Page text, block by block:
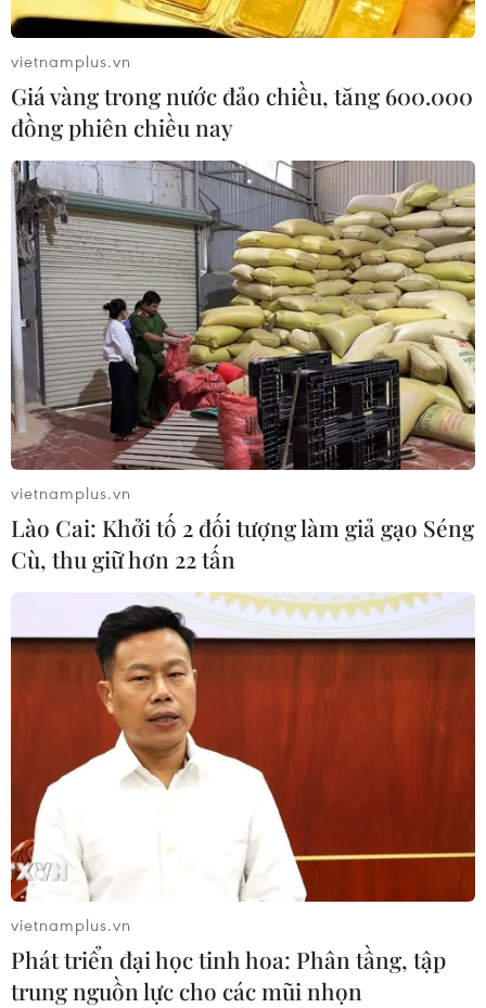
Iran sẽ không ngừng chương trình hạt
nhân "hòa bình"
11/05/2014 07:46
Tổng thống Iran tuyên bố chương trình hạt nhân của
Tehran "mang tính hòa bình" và nước Cộng hòa Hồi
giáo này sẽ không ngừng chương trình này.
vietnamplus.vn
Giá vàng trong nước đảo chiều, tăng 600.000
đồng phiên chiều nay
vietnamplus.vn
Lào Cai: Khởi tố 2 đối tượng làm giả gạo Séng
Cù, thu giữ hơn 22 tấn
vietnamplus.vn
Phát triển đại học tinh hoa: Phân tầng, tập
trung nguồn lực cho các mũi nhọn